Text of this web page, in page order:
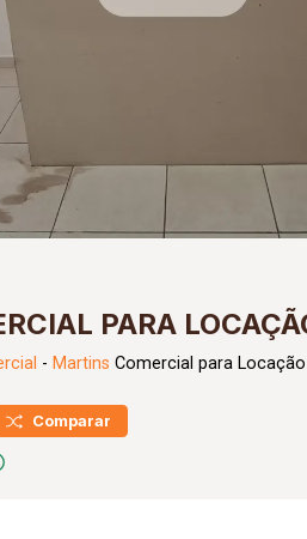
PARA
- Martins Comercial para
Comparar